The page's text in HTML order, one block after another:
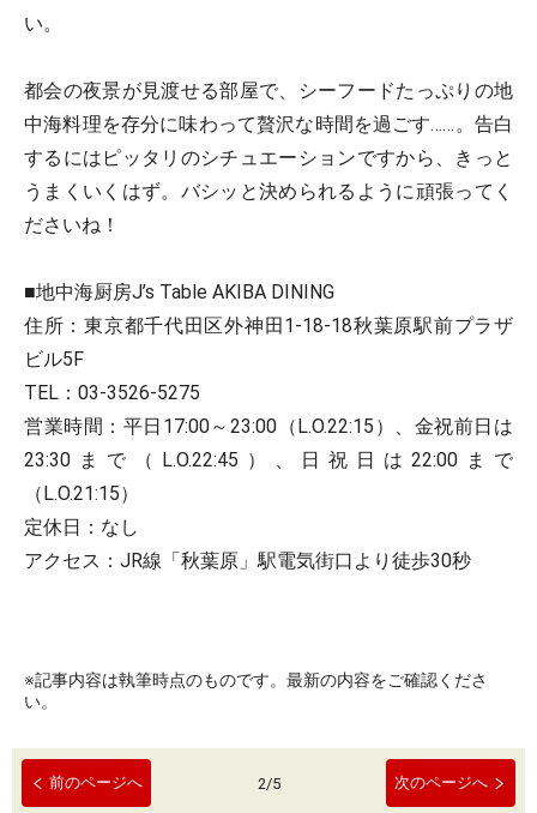
い。
都会の夜景が見渡せる部屋で、シーフードたっぷりの地
中海料理を存分に味わって贅沢な時間を過ごす……。告白
するにはピッタリのシチュエーションですから、きっと
うまくいくはず。バシッと決められるように頑張ってく
ださいね！
■地中海厨房J’s Table AKIBA DINING
住所：東京都千代田区外神田1-18-18秋葉原駅前プラザ
ビル5F
TEL：03-3526-5275
営業時間：平日17:00～23:00（L.O.22:15）、金祝前日は
23:30まで（L.O.22:45）、日祝日は22:00まで
（L.O.21:15）
定休日：なし
アクセス：JR線「秋葉原」駅電気街口より徒歩30秒
※記事内容は執筆時点のものです。最新の内容をご確認くださ
い。
前のページへ 2/5 次のページへ